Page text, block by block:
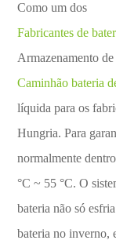
Como um dos
Fabricantes de
Armazenamento
Caminhão bateria
líquida para os
Hungria. Para
normalmente
°C ~ 55 °C. O
bateria não só
bateria no inverno,